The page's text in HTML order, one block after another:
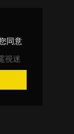
同意
視迷